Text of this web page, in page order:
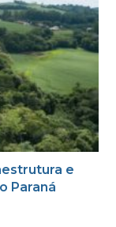
e
Paraná